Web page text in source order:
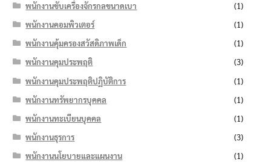
พนักงานขับเครื่องจักรกลขนาดเบา
(1)
พนักงานคอมพิวเตอร์
(1)
พนักงานคุ้มครองสวัสดิภาพเด็ก
(1)
พนักงานคุมประพฤติ
(3)
พนักงานคุมประพฤติปฏิบัติการ
(1)
พนักงานทรัพยากรบุคคล
(1)
พนักงานทะเบียนบุคคล
(1)
พนักงานธุรการ
(3)
พนักงานนโยบายและแผนงาน
(1)